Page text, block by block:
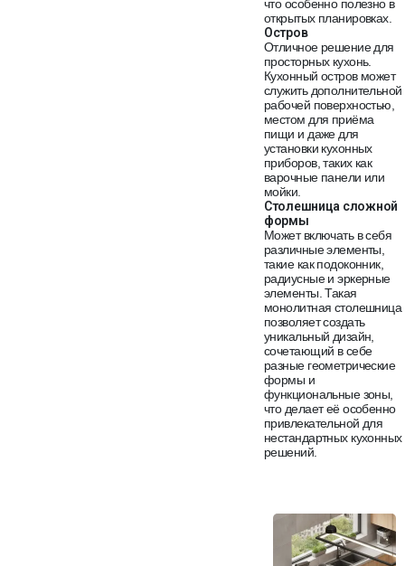
что особенно полезно в
открытых планировках.
Остров
Отличное решение для
просторных кухонь.
Кухонный остров может
служить дополнительной
рабочей поверхностью,
местом для приёма
пищи и даже для
установки кухонных
приборов, таких как
варочные панели или
мойки.
Столешница сложной
формы
Может включать в себя
различные элементы,
такие как подоконник,
радиусные и эркерные
элементы. Такая
монолитная столешница
позволяет создать
уникальный дизайн,
сочетающий в себе
разные геометрические
формы и
функциональные зоны,
что делает её особенно
привлекательной для
нестандартных кухонных
решений.